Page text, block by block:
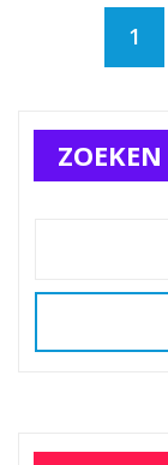
1
ZOEKEN